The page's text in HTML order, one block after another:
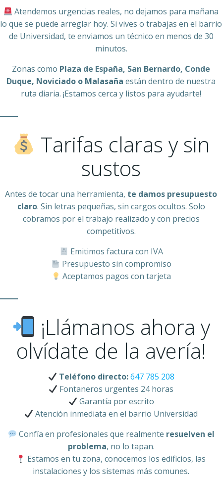
Atendemos urgencias reales, no dejamos para mañana
lo que se puede arreglar hoy. Si vives o trabajas en el barrio
de Universidad, te enviamos un técnico en menos de 30
minutos.
Zonas como Plaza de España, San Bernardo, Conde
Duque, Noviciado o Malasaña están dentro de nuestra
ruta diaria. ¡Estamos cerca y listos para ayudarte!
Tarifas claras y sin
sustos
Antes de tocar una herramienta, te damos presupuesto
claro. Sin letras pequeñas, sin cargos ocultos. Solo
cobramos por el trabajo realizado y con precios
competitivos.
Emitimos factura con IVA
Presupuesto sin compromiso
Aceptamos pagos con tarjeta
¡Llámanos ahora y
olvídate de la avería!
Teléfono directo:647 785 208
Fontaneros urgentes 24 horas
Garantía por escrito
Atención inmediata en el barrio Universidad
Confía en profesionales que realmente resuelven el
problema, no lo tapan.
Estamos en tu zona, conocemos los edificios, las
instalaciones y los sistemas más comunes.